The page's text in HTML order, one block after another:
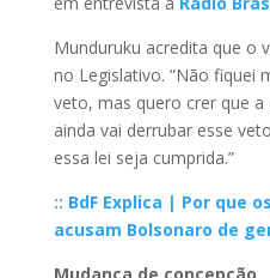
Munduruku acredita que o
no Legislativo. “Não fiquei
veto, mas quero crer que
ainda vai derrubar esse
essa lei seja cumprida.”
:: BdF Explica | Por que
acusam Bolsonaro de
Mudança de concepção